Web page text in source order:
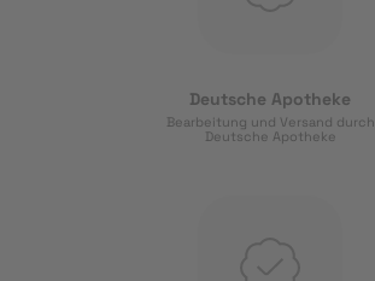
Deutsche Apotheke
Bearbeitung und Versand durch
Deutsche Apotheke